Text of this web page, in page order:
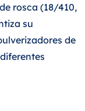
rosca (18/410,
su
de